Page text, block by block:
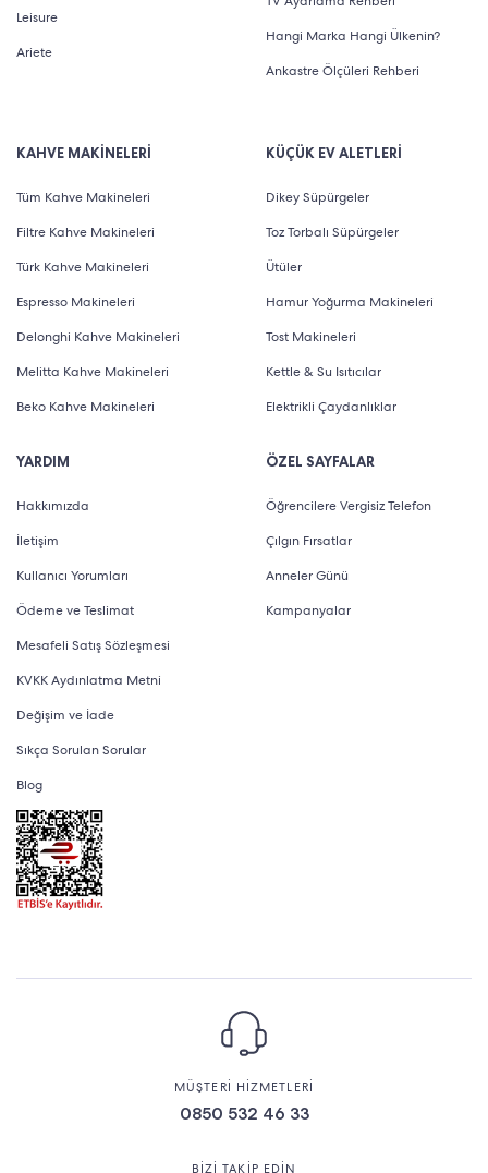
Leisure
Ariete
Hangi Marka Hangi Ülkenin?
Ankastre Ölçüleri Rehberi
KAHVE MAKİNELERİ
Tüm Kahve Makineleri
Filtre Kahve Makineleri
Türk Kahve Makineleri
Espresso Makineleri
Delonghi Kahve Makineleri
Melitta Kahve Makineleri
Beko Kahve Makineleri
YARDIM
Hakkımızda
İletişim
Kullanıcı Yorumları
Ödeme ve Teslimat
Mesafeli Satış Sözleşmesi
KVKK Aydınlatma Metni
Değişim ve İade
Sıkça Sorulan Sorular
Blog
KÜÇÜK EV ALETLERİ
Dikey Süpürgeler
Toz Torbalı Süpürgeler
Ütüler
Hamur Yoğurma Makineleri
Tost Makineleri
Kettle & Su Isıtıcılar
Elektrikli Çaydanlıklar
ÖZEL SAYFALAR
Öğrencilere Vergisiz Telefon
Çılgın Fırsatlar
Anneler Günü
Kampanyalar
MÜŞTERİ HİZMETLERİ
0850 532 46 33
BİZİ TAKİP EDİN